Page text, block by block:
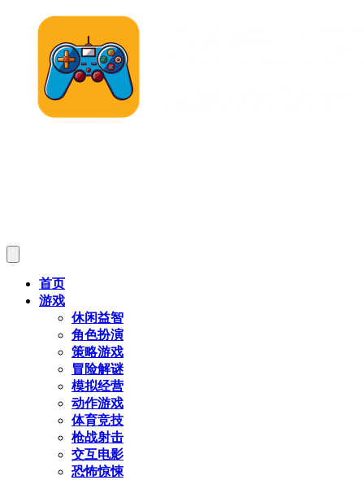
首页
游戏
休闲益智
角色扮演
策略游戏
冒险解谜
模拟经营
动作游戏
体育竞技
枪战射击
交互电影
恐怖惊悚